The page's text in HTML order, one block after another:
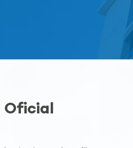
Oficial